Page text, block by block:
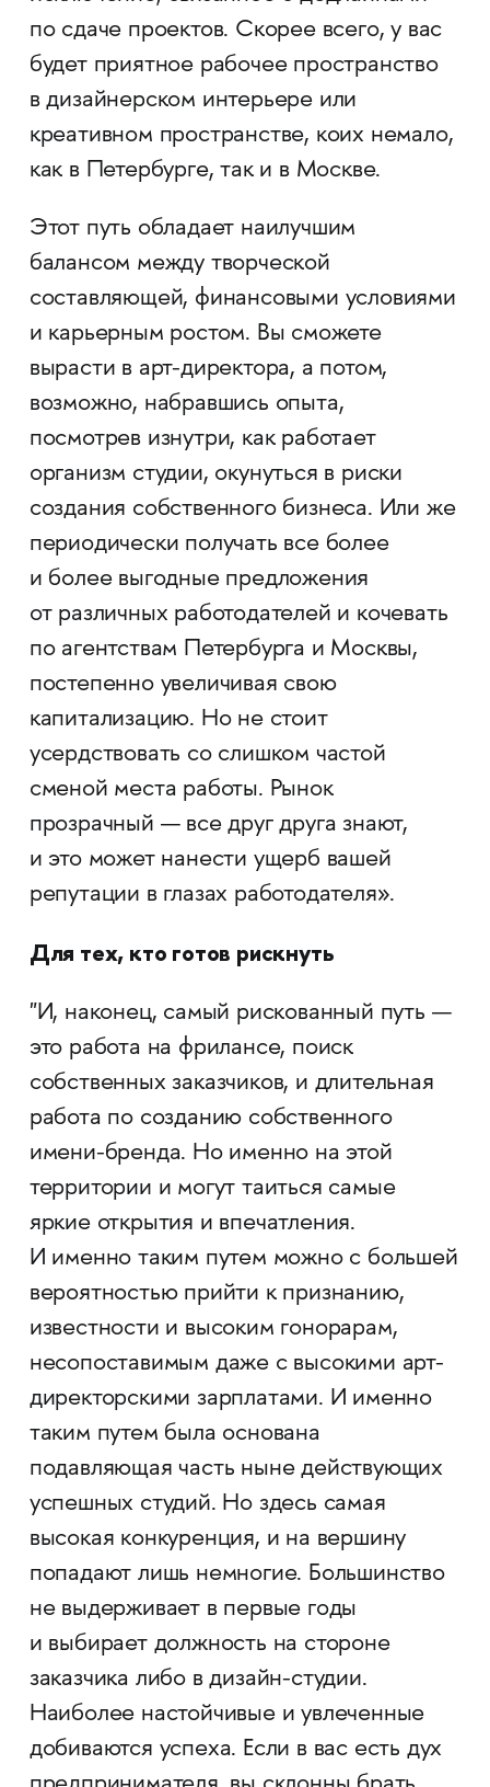
по сдаче проектов. Скорее всего, у вас
будет приятное рабочее пространство
в дизайнерском интерьере или
креативном пространстве, коих немало,
как в Петербурге, так и в Москве.
Этот путь обладает наилучшим
балансом между творческой
составляющей, финансовыми условиями
и карьерным ростом. Вы сможете
вырасти в арт-директора, а потом,
возможно, набравшись опыта,
посмотрев изнутри, как работает
организм студии, окунуться в риски
создания собственного бизнеса. Или же
периодически получать все более
и более выгодные предложения
от различных работодателей и кочевать
по агентствам Петербурга и Москвы,
постепенно увеличивая свою
капитализацию. Но не стоит
усердствовать со слишком частой
сменой места работы. Рынок
прозрачный — все друг друга знают,
и это может нанести ущерб вашей
репутации в глазах работодателя».
Для тех, кто готов рискнуть
"И, наконец, самый рискованный путь —
это работа на фрилансе, поиск
собственных заказчиков, и длительная
работа по созданию собственного
имени-бренда. Но именно на этой
территории и могут таиться самые
яркие открытия и впечатления.
И именно таким путем можно с большей
вероятностью прийти к признанию,
известности и высоким гонорарам,
несопоставимым даже с высокими арт-
директорскими зарплатами. И именно
таким путем была основана
подавляющая часть ныне действующих
успешных студий. Но здесь самая
высокая конкуренция, и на вершину
попадают лишь немногие. Большинство
не выдерживает в первые годы
и выбирает должность на стороне
заказчика либо в дизайн-студии.
Наиболее настойчивые и увлеченные
добиваются успеха. Если в вас есть дух